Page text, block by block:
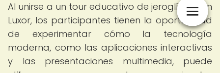
Al unirse a un tour educativo de jeroglíficos en
Luxor, los participantes tienen la oportunidad
de experimentar cómo la tecnología
moderna, como las aplicaciones interactivas
y las presentaciones multimedia, puede